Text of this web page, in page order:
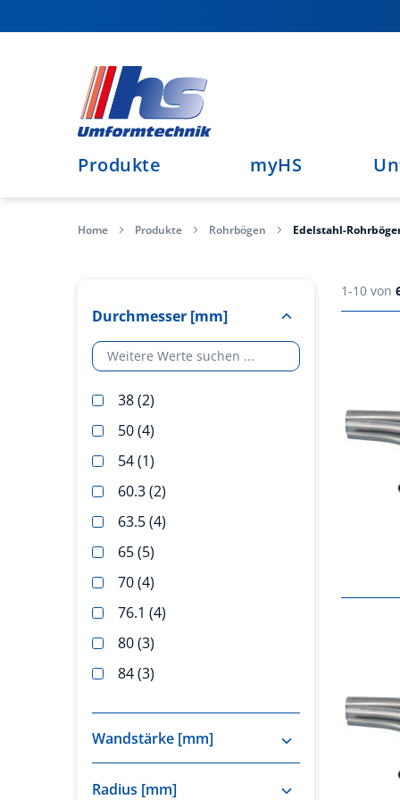
zum
Produkte myHS
Home Produkte Rohrbögen Edelstahl-
Durchmesser [mm]
38 2
50 4
54 1
60.3 2
63.5 4
65 5
70 4
76.1 4
80 3
84 3
88.9 1
100 4
104 6
Wandstärke [mm]
Radius [mm]
1-10 von